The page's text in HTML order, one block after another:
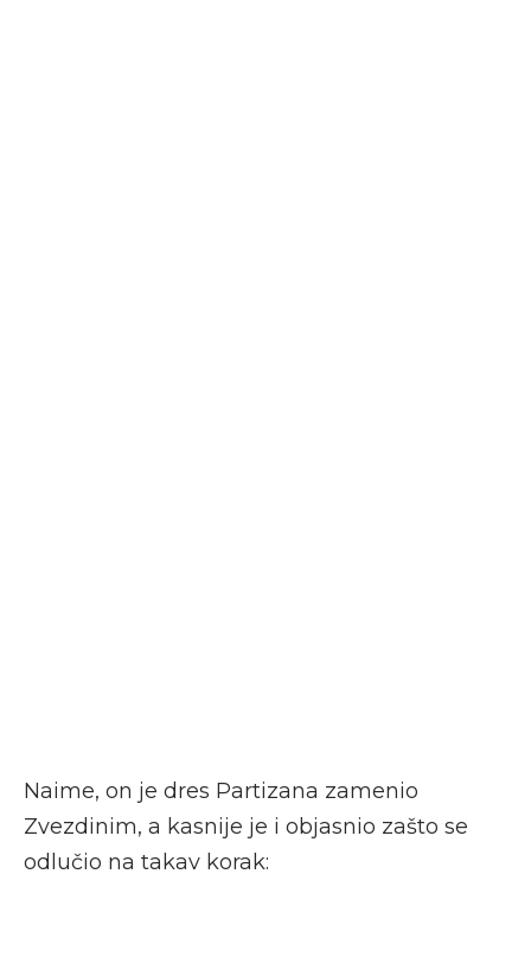
Naime, on je dres Partizana zamenio
Zvezdinim, a kasnije je i objasnio zašto se
odlučio na takav korak: